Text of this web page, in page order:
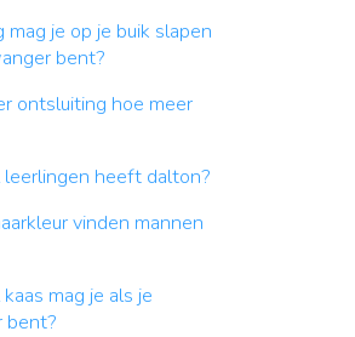
mag je op je buik slapen
bent?
ontsluiting hoe meer
leerlingen heeft dalton?
vinden mannen
mag je als je
bent?